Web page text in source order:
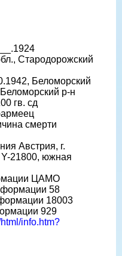
Стародорожский
Беломорский
р-н
гв. сд
смерти
Австрия, г.
Y-21800, южная
ЦАМО
58
18003
929
info.htm?